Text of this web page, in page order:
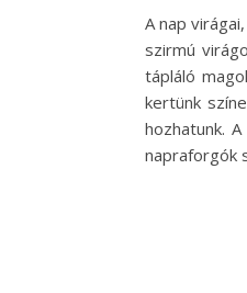
A nap
szirmú
tápláló
kertünk
hozhatunk.
napraforgók